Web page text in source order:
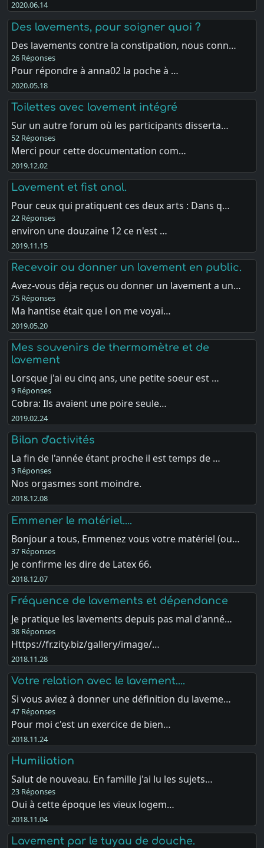
2020.06.14
Des lavements, pour soigner quoi ?
Des lavements contre la constipation, nous conn…
26 Réponses
Pour répondre à anna02 la poche à …
2020.05.18
Toilettes avec lavement intégré
Sur un autre forum où les participants disserta…
52 Réponses
Merci pour cette documentation com…
2019.12.02
Lavement et fist anal.
Pour ceux qui pratiquent ces deux arts : Dans q…
22 Réponses
environ une douzaine 12 ce n'est …
2019.11.15
Recevoir ou donner un lavement en public.
Avez-vous déja reçus ou donner un lavement a un…
75 Réponses
Ma hantise était que l on me voyai…
2019.05.20
Mes souvenirs de thermomètre et de
lavement
Lorsque j'ai eu cinq ans, une petite soeur est …
9 Réponses
Cobra: Ils avaient une poire seule…
2019.02.24
Bilan d'activités
La fin de l'année étant proche il est temps de …
3 Réponses
Nos orgasmes sont moindre.
2018.12.08
Emmener le matériel....
Bonjour a tous, Emmenez vous votre matériel (ou…
37 Réponses
Je confirme les dire de Latex 66.
2018.12.07
Fréquence de lavements et dépendance
Je pratique les lavements depuis pas mal d'anné…
38 Réponses
Https://fr.zity.biz/gallery/image/…
2018.11.28
Votre relation avec le lavement....
Si vous aviez à donner une définition du laveme…
47 Réponses
Pour moi c'est un exercice de bien…
2018.11.24
Humiliation
Salut de nouveau. En famille j'ai lu les sujets…
23 Réponses
Oui à cette époque les vieux logem…
2018.11.04
Lavement par le tuyau de douche.